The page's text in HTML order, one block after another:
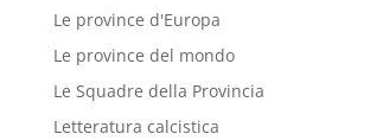
Le province d'Europa
Le province del mondo
Le Squadre della Provincia
Letteratura calcistica